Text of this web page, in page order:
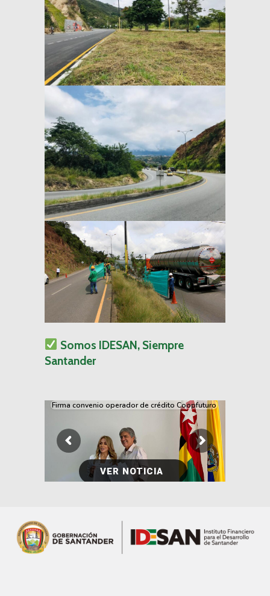
Somos IDESAN, Siempre
Santander
Firma convenio operador de crédito Coopfuturo
VER NOTICIA